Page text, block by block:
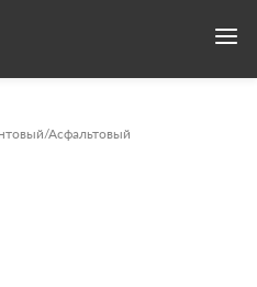
Асфальтовый